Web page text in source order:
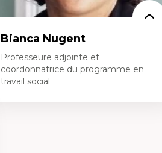
Bianca Nugent
Professeure adjointe et
coordonnatrice du programme en
travail social